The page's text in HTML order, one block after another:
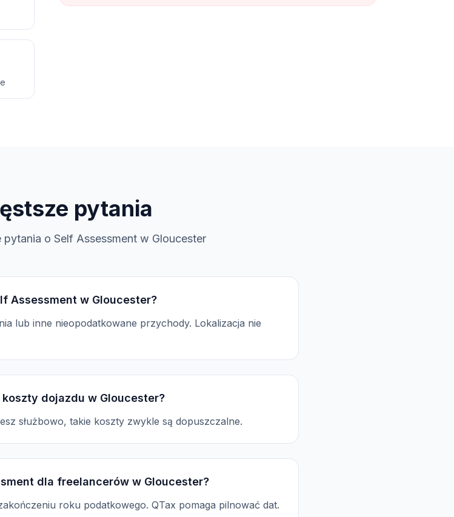
pytania
o Self Assessment w Gloucester
Assessment w Gloucester?
lub inne nieopodatkowane przychody. Lokalizacja nie
dojazdu w Gloucester?
służbowo, takie koszty zwykle są dopuszczalne.
dla freelancerów w Gloucester?
roku podatkowego. QTax pomaga pilnować dat.